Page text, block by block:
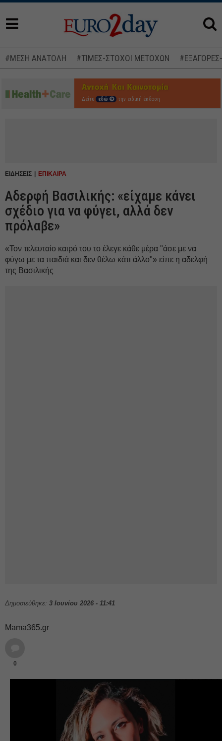
#ΜΕΣΗ ΑΝΑΤΟΛΗ #ΤΙΜΕΣ-ΣΤΟΧΟΙ ΜΕΤΟΧΩΝ
Δείτε εδώ την ειδική έκδοση
ΕΙΔΗΣΕΙΣ ΕΠΙΚΑΙΡΑ
Αδερφή Βασιλικής: «είχαμε κάνει
σχέδιο για να φύγει, αλλά δεν
πρόλαβε»
«Τον τελευταίο καιρό του το έλεγε κάθε μέρα "άσε με να
φύγω με τα παιδιά και δεν θέλω κάτι άλλο"» είπε η αδελφή
της Βασιλικής
Δημοσιεύθηκε: 3 Ιουνίου 2026 - 11:41
Mama365.gr
0